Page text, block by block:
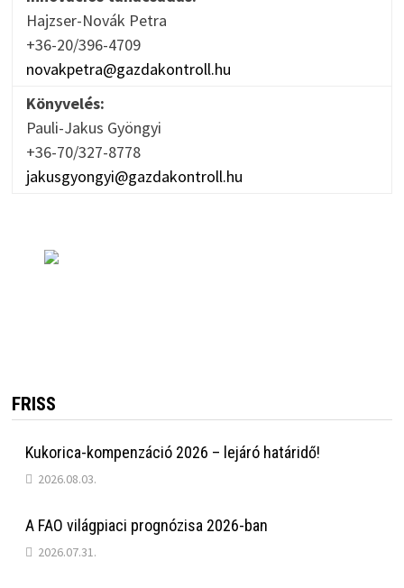
Hajzser-Novák Petra
+36-20/396-4709
novakpetra@gazdakontroll.hu
Könyvelés:
Pauli-Jakus Gyöngyi
+36-70/327-8778
jakusgyongyi@gazdakontroll.hu
FRISS
Kukorica-kompenzáció 2026 – lejáró határidő!
2026.08.03.
A FAO világpiaci prognózisa 2026-ban
2026.07.31.